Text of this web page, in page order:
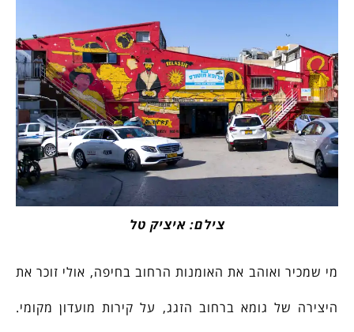
צילם: איציק טל
מי שמכיר ואוהב את האומנות הרחוב בחיפה, אולי זוכר את
היצירה של גומא ברחוב הזגג, על קירות מועדון מקומי.